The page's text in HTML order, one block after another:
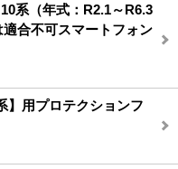
系（年式：R2.1～R6.3
合不可スマートフォン
】用プロテクションフ